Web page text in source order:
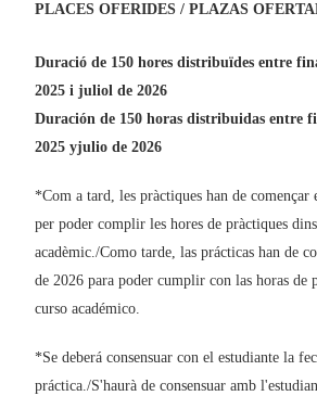
PLACES OFERIDES / PLAZAS
Duració de 150 hores distribuïdes entre
2025 i juliol de 2026
Duración de 150 horas distribuidas entre
2025 yjulio de 2026
*Com a tard, les pràctiques han de començar
per poder complir les hores de pràctiques
acadèmic./Como tarde, las prácticas han de
de 2026 para poder cumplir con las horas de
curso académico.
*Se deberá consensuar con el estudiante la
práctica./S'haurà de consensuar amb